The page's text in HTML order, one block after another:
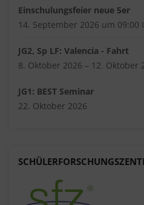
Einschulungsfeier neue 5er
14. September 2026 um 09:00
JG2, Sp LF: Valencia - Fahrt
8. Oktober 2026 – 12. Oktober
JG1: BEST Seminar
22. Oktober 2026